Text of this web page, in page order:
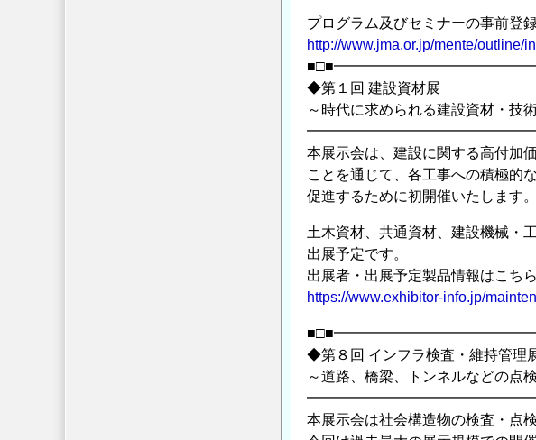
プログラム及びセミナーの事前登
http://www.jma.or.jp/mente/outline/
◆第１回 建設資材展
～時代に求められる建設資材・技
本展示会は、建設に関する高付加
ことを通じて、各工事への積極的
促進するために初開催いたします。
土木資材、共通資材、建設機械・
出展予定です。
出展者・出展予定製品情報はこち
https://www.exhibitor-info.jp/
◆第８回 インフラ検査・維持管理
～道路、橋梁、トンネルなどの点
本展示会は社会構造物の検査・点